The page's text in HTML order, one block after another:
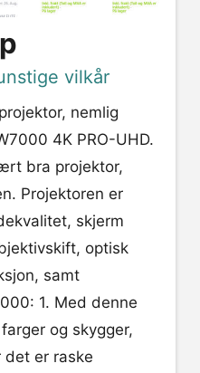
vilkår
nemlig
4K PRO-UHD.
bra projektor,
Projektoren er
skjerm
optisk
samt
1. Med denne
og skygger,
det er raske